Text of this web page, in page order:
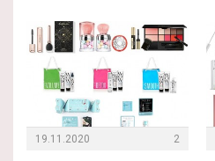
19.11.2020 2